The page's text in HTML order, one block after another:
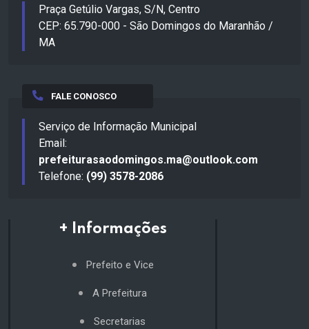
Praça Getúlio Vargas, S/N, Centro
CEP: 65.790-000 - São Domingos do Maranhão /
MA
FALE CONOSCO
Serviço de Informação Municipal
Email:
prefeiturasaodomingos.ma@outlook.com
Telefone: (99) 3578-2086
+ Informações
Prefeito e Vice
A Prefeitura
Secretarias